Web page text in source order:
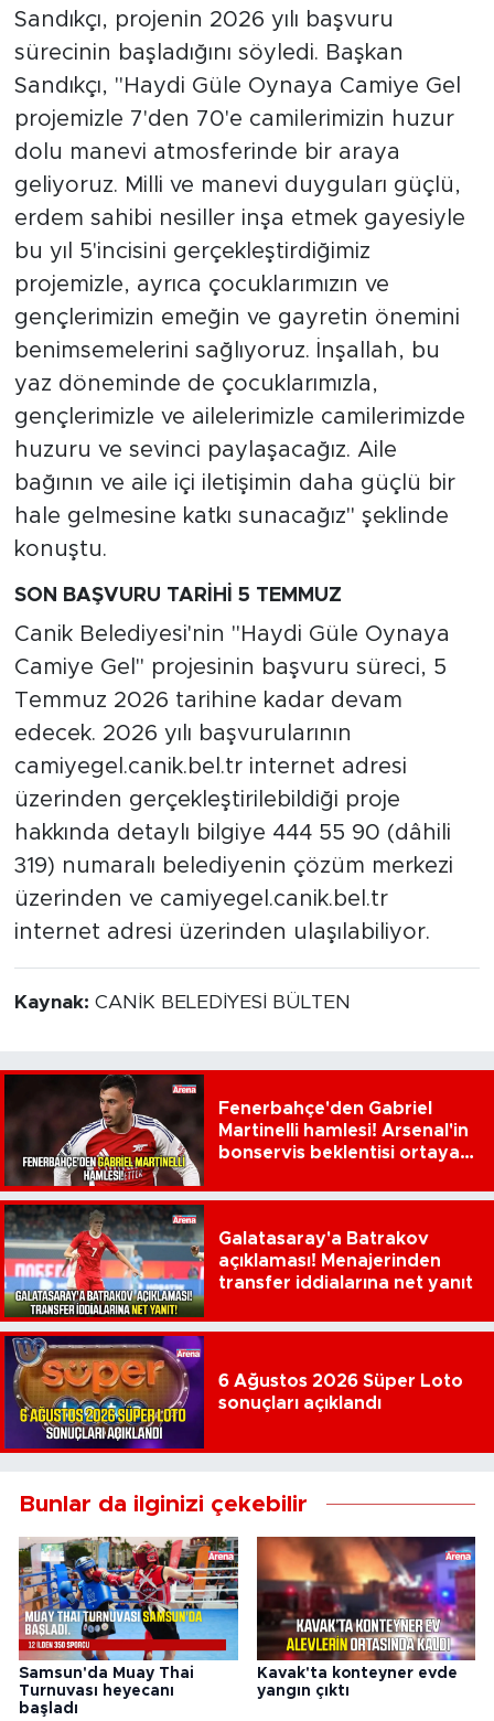
Sandıkçı, projenin 2026 yılı başvuru
sürecinin başladığını söyledi. Başkan
Sandıkçı, "Haydi Güle Oynaya Camiye Gel
projemizle 7'den 70'e camilerimizin huzur
dolu manevi atmosferinde bir araya
geliyoruz. Milli ve manevi duyguları güçlü,
erdem sahibi nesiller inşa etmek gayesiyle
bu yıl 5'incisini gerçekleştirdiğimiz
projemizle, ayrıca çocuklarımızın ve
gençlerimizin emeğin ve gayretin önemini
benimsemelerini sağlıyoruz. İnşallah, bu
yaz döneminde de çocuklarımızla,
gençlerimizle ve ailelerimizle camilerimizde
huzuru ve sevinci paylaşacağız. Aile
bağının ve aile içi iletişimin daha güçlü bir
hale gelmesine katkı sunacağız" şeklinde
konuştu.
SON BAŞVURU TARİHİ 5 TEMMUZ
Canik Belediyesi'nin "Haydi Güle Oynaya
Camiye Gel" projesinin başvuru süreci, 5
Temmuz 2026 tarihine kadar devam
edecek. 2026 yılı başvurularının
camiyegel.canik.bel.tr internet adresi
üzerinden gerçekleştirilebildiği proje
hakkında detaylı bilgiye 444 55 90 (dâhili
319) numaralı belediyenin çözüm merkezi
üzerinden ve camiyegel.canik.bel.tr
internet adresi üzerinden ulaşılabiliyor.
Kaynak: CANİK BELEDİYESİ BÜLTEN
Fenerbahçe'den Gabriel
Martinelli hamlesi! Arsenal'in
bonservis beklentisi ortaya
Galatasaray'a Batrakov
açıklaması! Menajerinden
transfer iddialarına net yanıt
6 Ağustos 2026 Süper Loto
sonuçları açıklandı
Bunlar da ilginizi çekebilir
Samsun'da Muay Thai
Turnuvası heyecanı
başladı
Kavak'ta konteyner evde
yangın çıktı